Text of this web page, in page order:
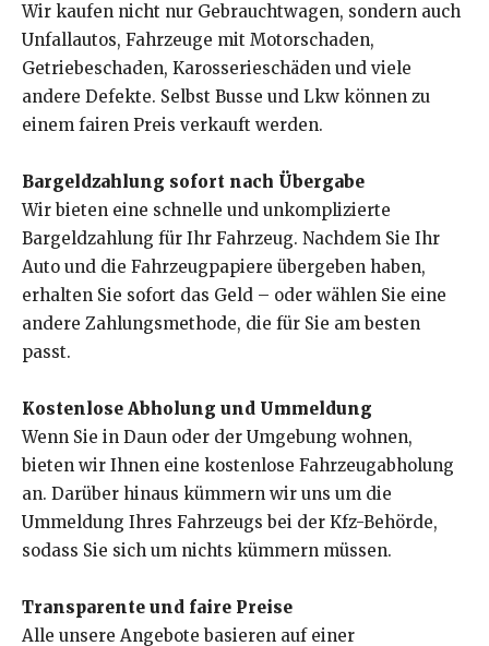
Wir kaufen nicht nur Gebrauchtwagen, sondern auch
Unfallautos, Fahrzeuge mit Motorschaden,
Getriebeschaden, Karosserieschäden und viele
andere Defekte. Selbst Busse und Lkw können zu
einem fairen Preis verkauft werden.
Bargeldzahlung sofort nach Übergabe
Wir bieten eine schnelle und unkomplizierte
Bargeldzahlung für Ihr Fahrzeug. Nachdem Sie Ihr
Auto und die Fahrzeugpapiere übergeben haben,
erhalten Sie sofort das Geld – oder wählen Sie eine
andere Zahlungsmethode, die für Sie am besten
passt.
Kostenlose Abholung und Ummeldung
Wenn Sie in Daun oder der Umgebung wohnen,
bieten wir Ihnen eine kostenlose Fahrzeugabholung
an. Darüber hinaus kümmern wir uns um die
Ummeldung Ihres Fahrzeugs bei der Kfz-Behörde,
sodass Sie sich um nichts kümmern müssen.
Transparente und faire Preise
Alle unsere Angebote basieren auf einer